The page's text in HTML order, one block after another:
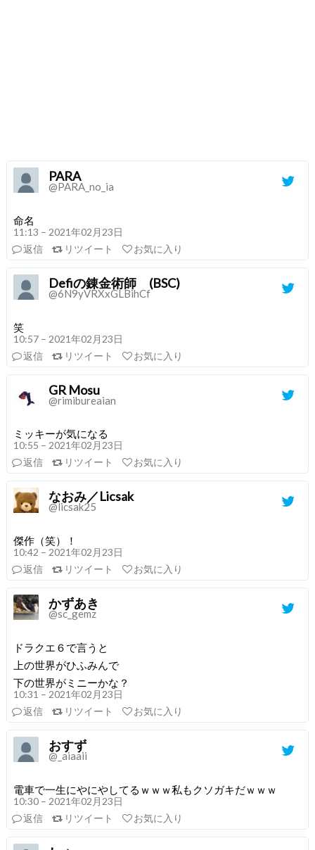
PARA
@PARA_no_ia
命名
11:13 – 2021年02月23日
返信
リツイート お気に入り
Defiの錬金術師 (BSC)
@6N9yVRXxGLBihCf
笑
10:57 – 2021年02月23日
返信
リツイート お気に入り
GR Mosu
@rimibureaian
ミッキーが気になる
10:55 – 2021年02月23日
返信
リツイート お気に入り
なおみ／Licsak
@licsak25
傑作（笑）！
10:42 – 2021年02月23日
返信
リツイート お気に入り
かずあき
@sc_gemz
ドラクエ６で言うと
上の世界がひふみんで
下の世界がミニーかな？
10:31 – 2021年02月23日
返信
リツイート お気に入り
おすず
@_aiaaii
電車で一生にやにやしてるｗｗｗ私もクソガキだｗｗｗ
10:30 – 2021年02月23日
返信
リツイート お気に入り